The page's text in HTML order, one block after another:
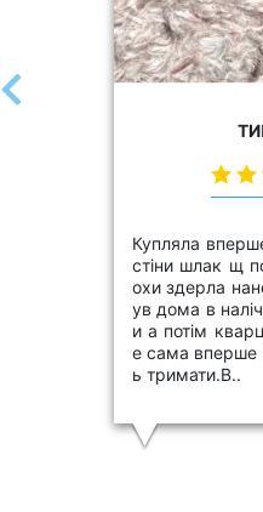
Купляла
стіни шлак щ
охи здерла
ув дома в
и а потім
е сама вперше
ь тримати.В..